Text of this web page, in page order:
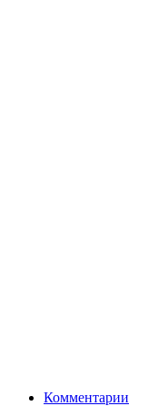
Комментарии